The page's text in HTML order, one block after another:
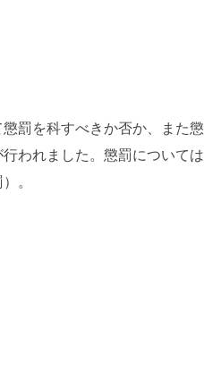
罰を科すべきか否か、また懲
われました。懲罰については
。